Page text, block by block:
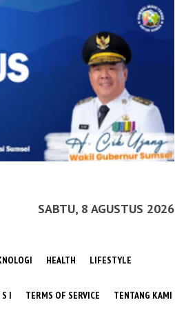
SABTU, 8 AGUSTUS 2026
HEALTH LIFESTYLE
S I TERMS OF SERVICE TENTANG KAMI